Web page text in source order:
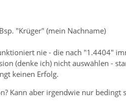
"Krüger" (mein Nachname)
nie - die nach "1.4404"
(denke ich) nicht auswählen -
keinen Erfolg.
Kann aber irgendwie nur bedingt